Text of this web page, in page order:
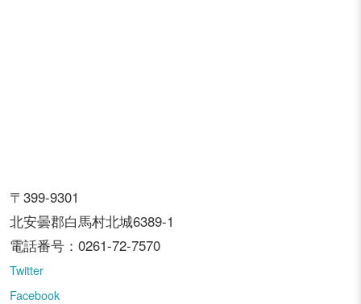
〒399-9301
北安曇郡白馬村北城6389-1
電話番号：0261-72-7570
Twitter
Facebook